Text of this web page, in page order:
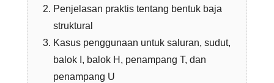
Penjelasan praktis tentang bentuk baja
struktural
Kasus penggunaan untuk saluran, sudut,
balok I, balok H, penampang T, dan
penampang U